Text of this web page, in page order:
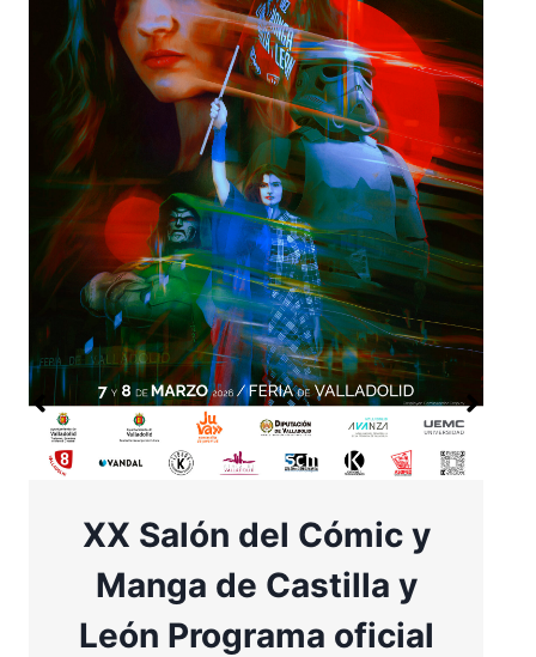
XX Salón del Cómic y
Manga de Castilla y
León Programa oficial